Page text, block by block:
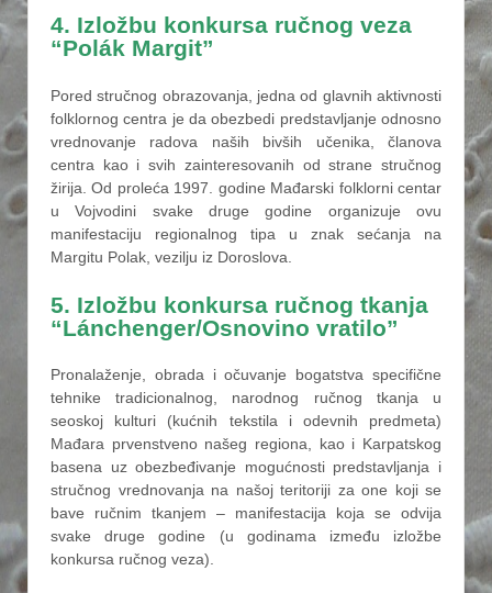
4. Izložbu konkursa ručnog veza
“Polák Margit”
Pored stručnog obrazovanja, jedna od glavnih aktivnosti
folklornog centra je da obezbedi predstavljanje odnosno
vrednovanje radova naših bivših učenika, članova
centra kao i svih zainteresovanih od strane stručnog
žirija. Od proleća 1997. godine Mađarski folklorni centar
u Vojvodini svake druge godine organizuje ovu
manifestaciju regionalnog tipa u znak sećanja na
Margitu Polak, vezilju iz Doroslova.
5. Izložbu konkursa ručnog tkanja
“Lánchenger/Osnovino vratilo”
Pronalaženje, obrada i očuvanje bogatstva specifične
tehnike tradicionalnog, narodnog ručnog tkanja u
seoskoj kulturi (kućnih tekstila i odevnih predmeta)
Mađara prvenstveno našeg regiona, kao i Karpatskog
basena uz obezbeđivanje mogućnosti predstavljanja i
stručnog vrednovanja na našoj teritoriji za one koji se
bave ručnim tkanjem – manifestacija koja se odvija
svake druge godine (u godinama između izložbe
konkursa ručnog veza).